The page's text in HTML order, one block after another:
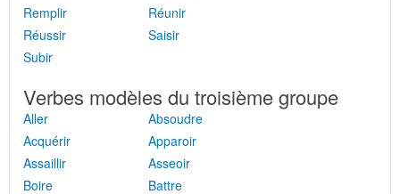
Remplir
Réunir
Réussir
Saisir
Subir
Verbes modèles du troisième groupe
Aller
Absoudre
Acquérir
Apparoir
Assaillir
Asseoir
Boire
Battre